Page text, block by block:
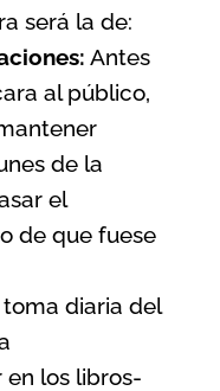
será la de:
Antes
al público,
de la
el
de que fuese
toma diaria del
los libros-